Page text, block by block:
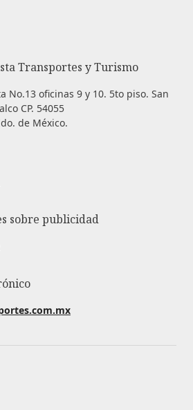
Transportes y Turismo
No.13 oficinas 9 y 10. 5to piso. San
CP. 54055
de México.
sobre publicidad